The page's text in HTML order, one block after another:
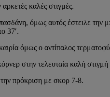
καλές στιγμές.
όμως αυτός έστειλε την
37′.
όμως ο αντίπαλος
στην τελευταία καλή
πρόκριση με σκορ 7-8.